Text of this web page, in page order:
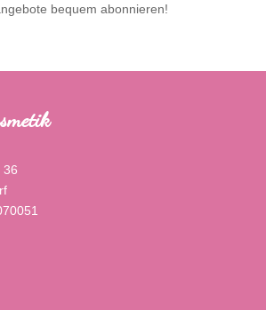
bequem abonnieren!
36